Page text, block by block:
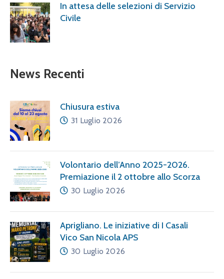
In attesa delle selezioni di Servizio
Civile
News Recenti
Chiusura estiva
31 Luglio 2026
Volontario dell’Anno 2025-2026.
Premiazione il 2 ottobre allo Scorza
30 Luglio 2026
Aprigliano. Le iniziative di I Casali
Vico San Nicola APS
30 Luglio 2026